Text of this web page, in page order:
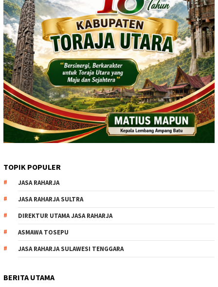
TOPIK POPULER
JASA RAHARJA
JASA RAHARJA SULTRA
DIREKTUR UTAMA JASA RAHARJA
ASMAWA TOSEPU
JASA RAHARJA SULAWESI TENGGARA
BERITA UTAMA